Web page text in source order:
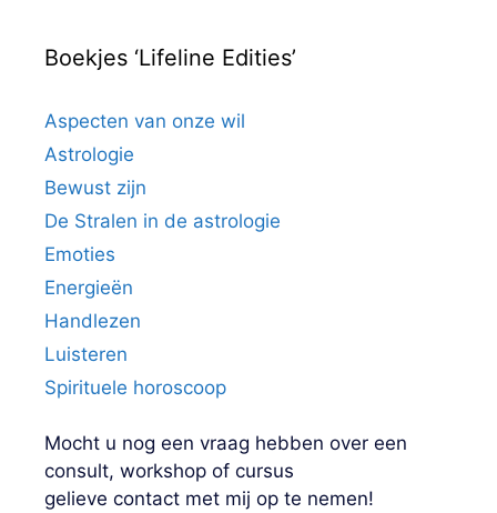
Boekjes ‘Lifeline Edities’
Aspecten van onze wil
Astrologie
Bewust zijn
De Stralen in de astrologie
Emoties
Energieën
Handlezen
Luisteren
Spirituele horoscoop
Mocht u nog een vraag hebben over een
consult, workshop of cursus
gelieve contact met mij op te nemen!